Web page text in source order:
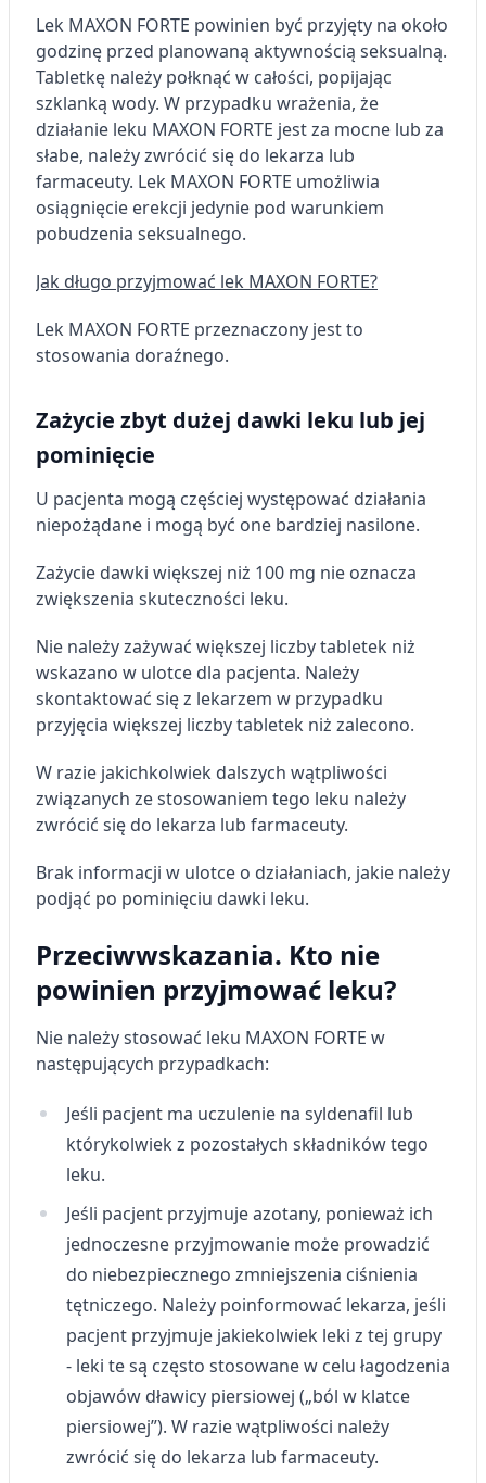
Lek MAXON FORTE powinien być przyjęty na około
godzinę przed planowaną aktywnością seksualną.
Tabletkę należy połknąć w całości, popijając
szklanką wody. W przypadku wrażenia, że
działanie leku MAXON FORTE jest za mocne lub za
słabe, należy zwrócić się do lekarza lub
farmaceuty. Lek MAXON FORTE umożliwia
osiągnięcie erekcji jedynie pod warunkiem
pobudzenia seksualnego.
Jak długo przyjmować lek MAXON FORTE?
Lek MAXON FORTE przeznaczony jest to
stosowania doraźnego.
Zażycie zbyt dużej dawki leku lub jej
pominięcie
U pacjenta mogą częściej występować działania
niepożądane i mogą być one bardziej nasilone.
Zażycie dawki większej niż 100 mg nie oznacza
zwiększenia skuteczności leku.
Nie należy zażywać większej liczby tabletek niż
wskazano w ulotce dla pacjenta. Należy
skontaktować się z lekarzem w przypadku
przyjęcia większej liczby tabletek niż zalecono.
W razie jakichkolwiek dalszych wątpliwości
związanych ze stosowaniem tego leku należy
zwrócić się do lekarza lub farmaceuty.
Brak informacji w ulotce o działaniach, jakie należy
podjąć po pominięciu dawki leku.
Przeciwwskazania. Kto nie
powinien przyjmować leku?
Nie należy stosować leku MAXON FORTE w
następujących przypadkach:
Jeśli pacjent ma uczulenie na syldenafil lub
którykolwiek z pozostałych składników tego
leku.
Jeśli pacjent przyjmuje azotany, ponieważ ich
jednoczesne przyjmowanie może prowadzić
do niebezpiecznego zmniejszenia ciśnienia
tętniczego. Należy poinformować lekarza, jeśli
pacjent przyjmuje jakiekolwiek leki z tej grupy
- leki te są często stosowane w celu łagodzenia
objawów dławicy piersiowej („ból w klatce
piersiowej”). W razie wątpliwości należy
zwrócić się do lekarza lub farmaceuty.